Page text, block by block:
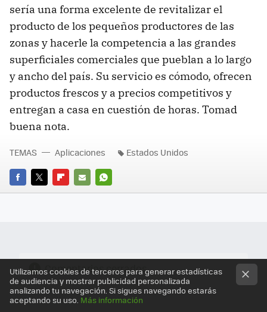
sería una forma excelente de revitalizar el
producto de los pequeños productores de las
zonas y hacerle la competencia a las grandes
superficiales comerciales que pueblan a lo largo
y ancho del país. Su servicio es cómodo, ofrecen
productos frescos y a precios competitivos y
entregan a casa en cuestión de horas. Tomad
buena nota.
FACEBOOK
TWITTERFLIPBOARD
E-
WHATSAPP
TEMAS Aplicaciones Estados Unidos
Comentarios cerrados
Utilizamos cookies de terceros para generar estadísticas
de audiencia y mostrar publicidad personalizada
analizando tu navegación. Si sigues navegando estarás
aceptando su uso. Más información